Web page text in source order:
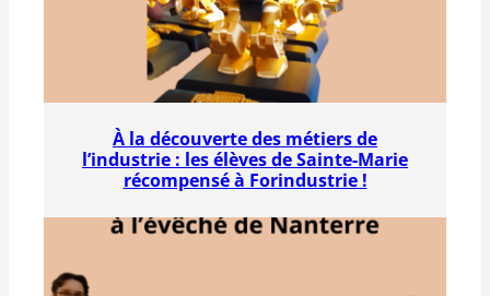
À la découverte des métiers de
l’industrie : les élèves de Sainte-Marie
récompensé à Forindustrie !